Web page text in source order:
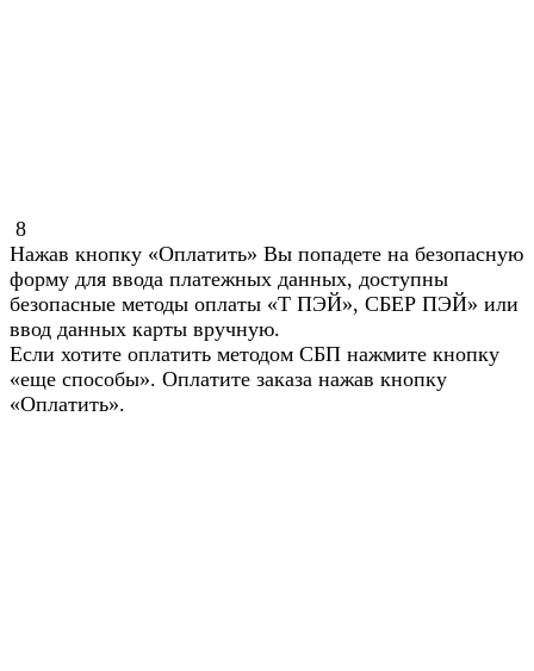
8
Нажав кнопку «Оплатить» Вы попадете на безопасную
форму для ввода платежных данных, доступны
безопасные методы оплаты «Т ПЭЙ», СБЕР ПЭЙ» или
ввод данных карты вручную.
Если хотите оплатить методом СБП нажмите кнопку
«еще способы». Оплатите заказа нажав кнопку
«Оплатить».